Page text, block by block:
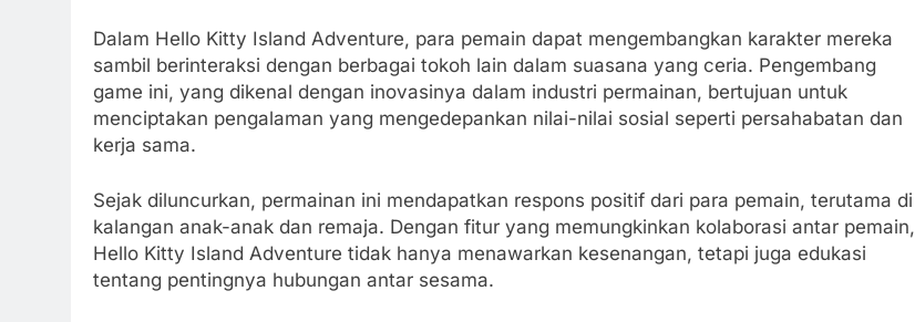
Dalam Hello Kitty Island Adventure, para pemain dapat mengembangkan karakter mereka
sambil berinteraksi dengan berbagai tokoh lain dalam suasana yang ceria. Pengembang
game ini, yang dikenal dengan inovasinya dalam industri permainan, bertujuan untuk
menciptakan pengalaman yang mengedepankan nilai-nilai sosial seperti persahabatan dan
kerja sama.
Sejak diluncurkan, permainan ini mendapatkan respons positif dari para pemain, terutama di
kalangan anak-anak dan remaja. Dengan fitur yang memungkinkan kolaborasi antar pemain,
Hello Kitty Island Adventure tidak hanya menawarkan kesenangan, tetapi juga edukasi
tentang pentingnya hubungan antar sesama.